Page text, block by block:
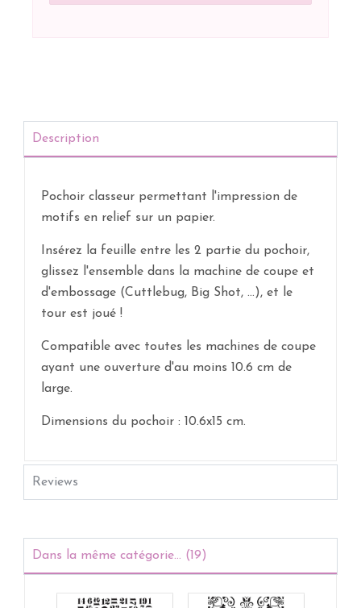
Description
Pochoir classeur permettant l'impression de
motifs en relief sur un papier.
Insérez la feuille entre les 2 partie du pochoir,
glissez l'ensemble dans la machine de coupe et
d'embossage (Cuttlebug, Big Shot, ...), et le
tour est joué !
Compatible avec toutes les machines de coupe
ayant une ouverture d'au moins 10.6 cm de
large.
Dimensions du pochoir : 10.6x15 cm.
Reviews
Dans la même catégorie... (19)